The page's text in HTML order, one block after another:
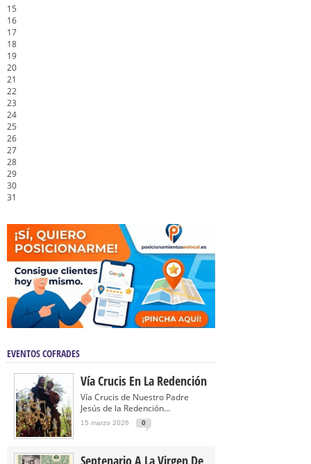
15
16
17
18
19
20
21
22
23
24
25
26
27
28
29
30
31
EVENTOS COFRADES
Vía Crucis En La Redención
Vía Crucis de Nuestro Padre
Jesús de la Redención...
15 marzo 2026 0
Septenario A La Virgen De